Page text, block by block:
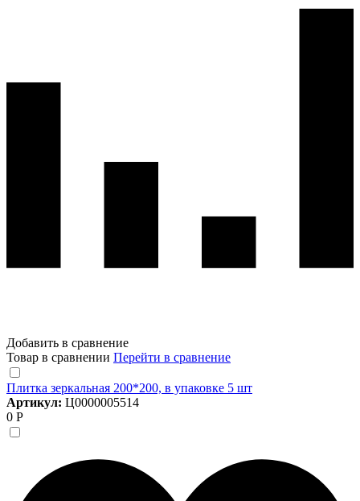
Добавить в сравнение
Товар в сравнении Перейти в сравнение
Плитка зеркальная 200*200, в упаковке 5 шт
Артикул: Ц0000005514
0 Р